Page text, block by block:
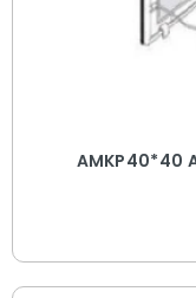
AMKP40*40